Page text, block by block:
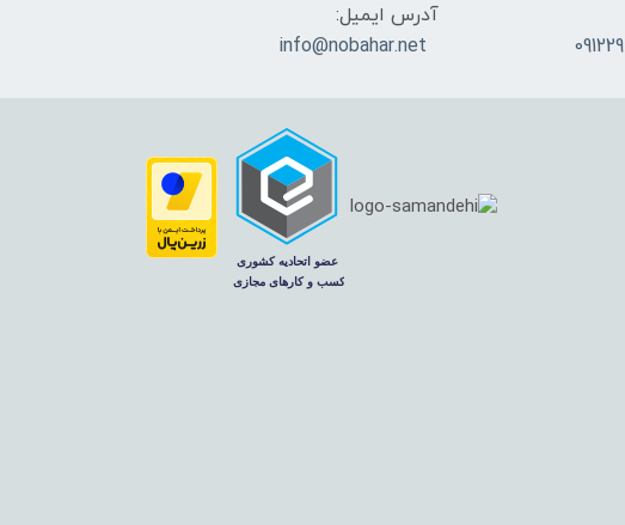
آدرس ایمیل:
info@nobahar.net